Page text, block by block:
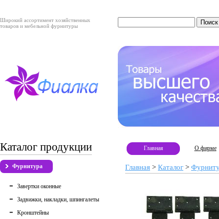
Широкий ассортимент хозяйственных
товаров и мебельной фурнитуры
Каталог продукции
Фурнитура
Завертки оконные
Задвижки, накладки, шпингалеты
Кронштейны
Главная О фирме
Главная > Каталог >